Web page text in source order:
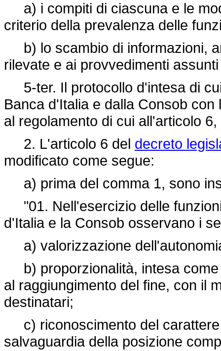
a) i compiti di ciascuna e le
criterio della prevalenza delle
b) lo scambio di informazioni,
rilevate e ai provvedimenti
5-ter. Il protocollo d'intesa di
Banca d'Italia e dalla Consob
al regolamento di cui all'articolo
2. L'articolo 6 del decreto
modificato come segue:
a) prima del comma 1, sono
"01. Nell'esercizio delle
d'Italia e la Consob osservano i
a) valorizzazione
b) proporzionalità, intesa come
al raggiungimento del fine, con il
destinatari;
c) riconoscimento del carattere
salvaguardia della posizione